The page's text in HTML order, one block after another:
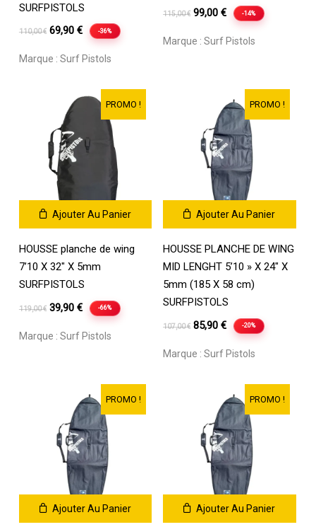
SURFPISTOLS
110,00€ Le
initial
110,00 €.
69,90 €Le
prix
actuel
69,90 €.
-36%
Marque : Surf Pistols
115,00€ Le
initial
99,00€Le
prix
actuel
-14%
Marque :Surf Pistols
PROMO !
Ajouter Au Panier
HOUSSE planche de wing
7’10 X 32″ X 5mm
SURFPISTOLS
119,00€ Le
initial
39,90 €Le
prix
actuel
-66%
Marque : Surf Pistols
PROMO !
Ajouter Au Panier
HOUSSE PLANCHE DE WING
MID LENGHT 5’10 » X 24″ X
5mm (185 X 58 cm)
SURFPISTOLS
107,00€ Le
initial
107,00 €.
85,90€Le
prix
actuel
85,90 €.
-20%
Marque :Surf Pistols
PROMO !
Ajouter Au Panier
PROMO !
Ajouter Au Panier